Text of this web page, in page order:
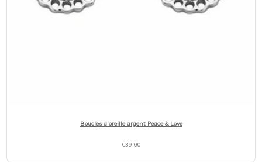
Boucles d’oreille argent Peace & Love
€39,00